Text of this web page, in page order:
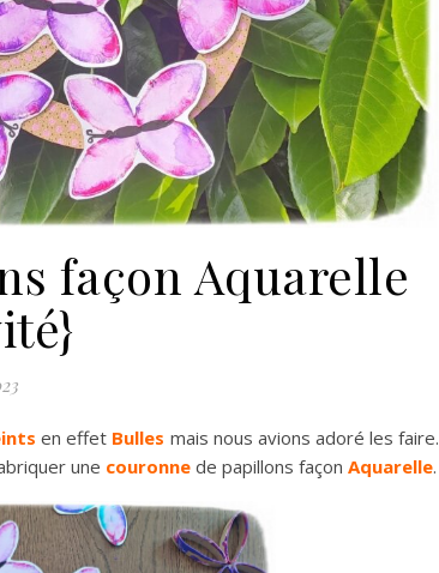
façon Aquarelle
en effet Bulles mais nous avions adoré les faire.
une couronne de papillons façon Aquarelle.